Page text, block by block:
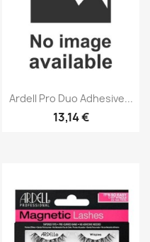
 Aperçu rapide
Ardell Pro Duo Adhesive...
13,14 €